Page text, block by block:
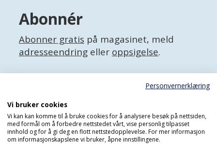
Abonnér
Abonner gratis på magasinet, meld
adresseendringeller oppsigelse.
Facebook
Personvernerklæring
Personvernerklæring
Vi bruker cookies
Vi kan kan komme til å bruke cookies for å analysere besøk på nettsiden,
med formål om å forbedre nettstedet vårt, vise personlig tilpasset
innhold og for å gi deg en flott nettstedopplevelse. For mer informasjon
om informasjonskapslene vi bruker, åpne innstillingene.